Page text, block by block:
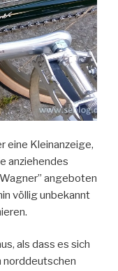
eine Kleinanzeige,
anziehendes
angeboten
völlig unbekannt
als dass es sich
norddeutschen